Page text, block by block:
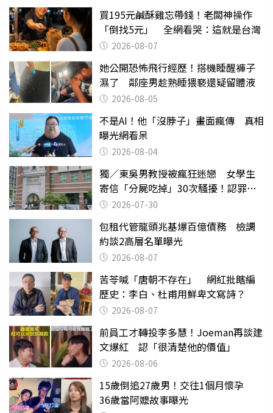
買195元鹹酥雞忘帶錢！老闆神操作
「倒找5元」 全網看哭：這就是台灣
2026-08-07
她公開恐怖飛行經歷！搭機睡醒褲子
濕了 鄰座男趁熟睡猥褻還疑留體液
2026-08-05
不是AI！他「沒脖子」畫面瘋傳 真相
曝光網看呆
2026-08-04
獨／東吳男教授被瘋狂迷戀 女學生
寄信「分屍吃掉」30次騷擾！認罪免
關 2026-07-30
包租代管龍頭兆基爆百億債務 檢調
約談2高層名單曝光
2026-08-07
苦苓喊「唐朝不存在」 網紅批瞎編
歷史：李白、杜甫用鮮卑文寫詩？
2026-08-07
前員工才轉投李多慧！Joeman再談建
文爆紅 認「很清楚他的價值」
2026-08-06
15歲倒追27歲男！交往1個月懷孕
36歲當阿嬤故事曝光